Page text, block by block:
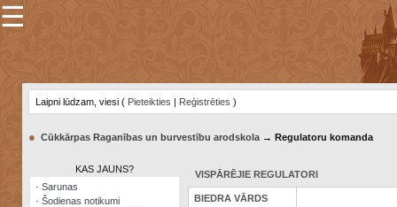
×
Šodienas
notikumi
☰
Laipni lūdzam, viesi ( Pieteikties | Reģistrēties )
● Cūkkārpas Raganības un burvestību arodskola→ Regulatoru komanda
KAS JAUNS?
· Sarunas
· Šodienas notikumi
VISPĀRĒJIE REGULATORI
BIEDRA VĀRDS